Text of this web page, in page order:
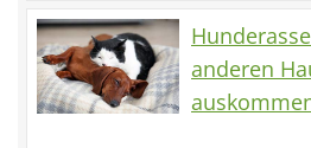
anderen